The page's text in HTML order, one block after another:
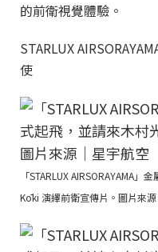
的前衛視覺體驗。
STARLUX
使
「STARLUX AIRSORAYAMA
Kōki 演繹前衛宣傳片。圖片來